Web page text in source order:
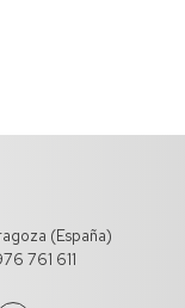
(España)
761 611